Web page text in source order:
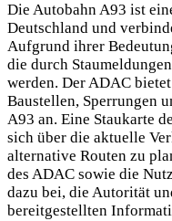
Die Autobahn A93 ist
Deutschland und
Aufgrund ihrer
die durch
werden. Der ADAC
Baustellen, Sperrungen
A93 an. Eine Staukarte
sich über die aktuelle
alternative Routen zu
des ADAC sowie die
dazu bei, die Autorität
bereitgestellten